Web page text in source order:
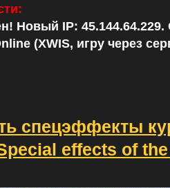
Новый IP: 45.144.64.229.
(XWIS, игру через
спецэффекты
effects of